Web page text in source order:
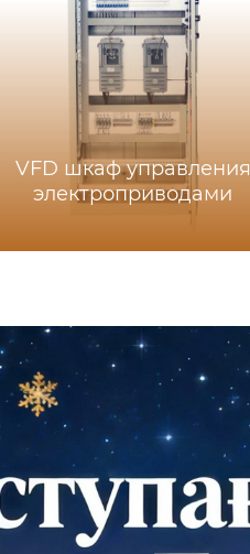
VFD шкаф управления
электроприводами